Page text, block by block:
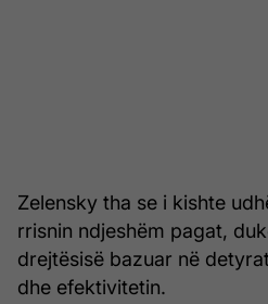
Zelensky tha se i kishte
rrisnin ndjeshëm pagat,
drejtësisë bazuar në
dhe efektivitetin.